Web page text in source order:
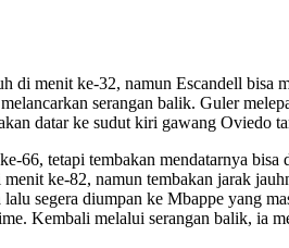
di menit ke-32, namun Escandell
serangan balik. Guler
datar ke sudut kiri gawang Oviedo
tetapi tembakan mendatarnya
ke-82, namun tembakan jarak
segera diumpan ke Mbappe yang
Kembali melalui serangan balik, ia